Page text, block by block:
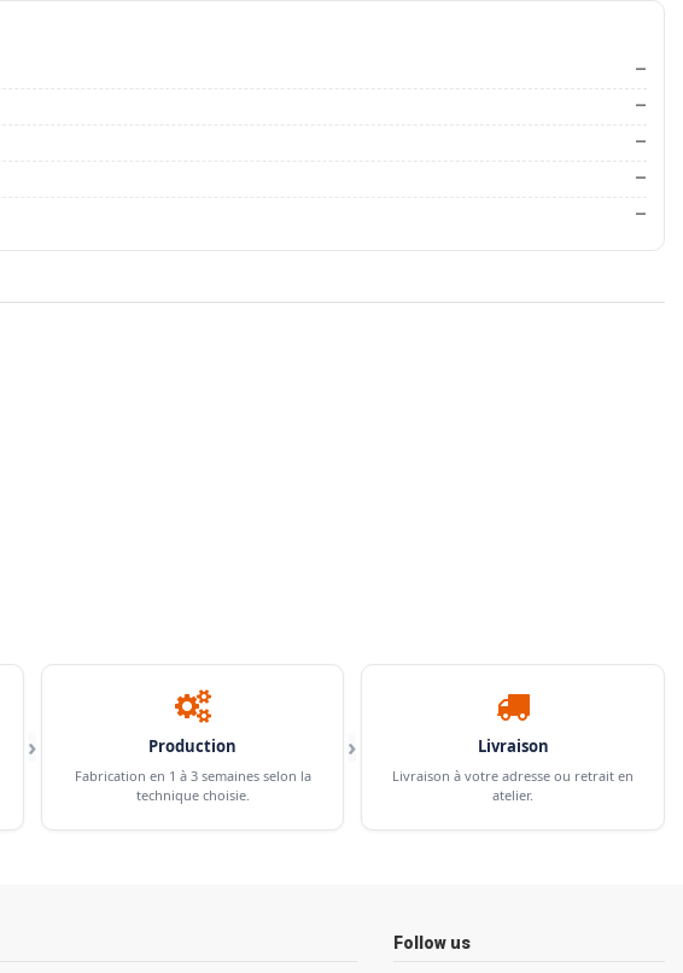
—
—
—
—
—
› Production
Fabrication en 1 à 3 semaines selon la
technique choisie.
› Livraison
Livraison à votre adresse ou retrait en
atelier.
Follow us